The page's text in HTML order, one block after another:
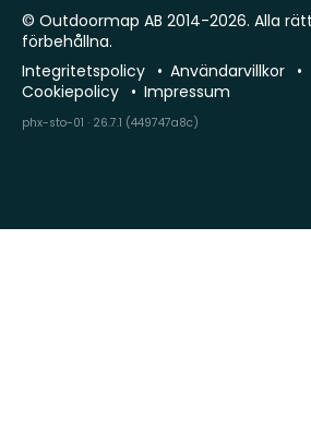
© Outdoormap AB 2014-2026. Alla
förbehållna.
Integritetspolicy
Användarvillkor
Cookiepolicy
Impressum
phx-sto-01 · 26.7.1 (449747a8c)